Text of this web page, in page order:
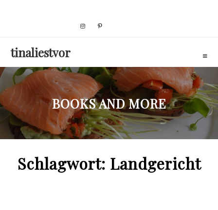
tinaliestvor
BOOKS AND MORE
Schlagwort: Landgericht